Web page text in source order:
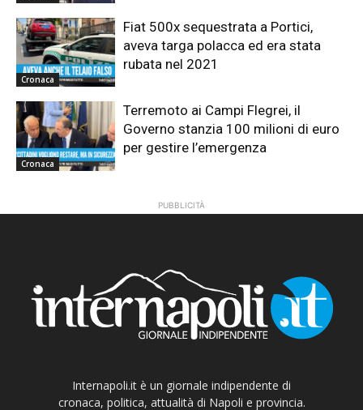
Cronaca
Fiat 500x sequestrata a Portici,
aveva targa polacca ed era stata
rubata nel 2021
Cronaca
Terremoto ai Campi Flegrei, il
Governo stanzia 100 milioni di euro
per gestire l’emergenza
PUBBLICITÀ
Internapoli.it è un giornale indipendente di
cronaca, politica, attualità di Napoli e provincia.